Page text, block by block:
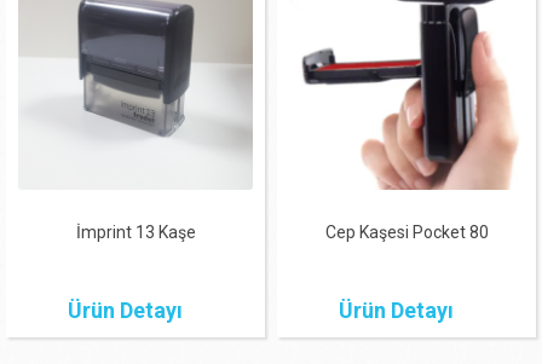
İmprint 13 Kaşe
Ürün Detayı
Cep Kaşesi Pocket 80
Ürün Detayı